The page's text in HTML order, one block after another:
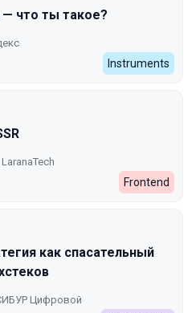
— что ты такое?
Instruments
LaranaTech
Frontend
как спасательный
Цифровой